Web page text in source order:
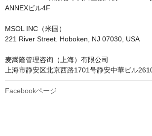
ANNEXビル4F
MSOL INC（米国）
221 River Street. Hoboken, NJ 07030, USA
麦嵩隆管理咨询（上海）有限公司
上海市静安区北京西路1701号静安中華ビル
Facebookページ